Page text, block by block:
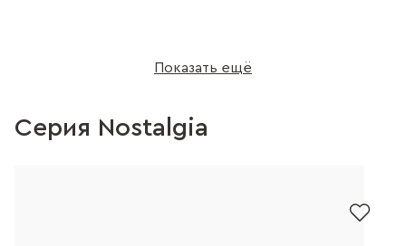
Показать ещё
Серия Nostalgia